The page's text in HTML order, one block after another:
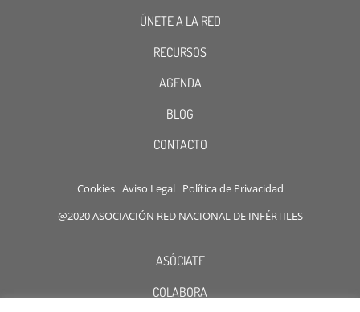
ÚNETE A LA RED
RECURSOS
AGENDA
BLOG
CONTACTO
Cookies Aviso Legal Política de Privacidad
@2020 ASOCIACIÓN RED NACIONAL DE INFÉRTILES
ASÓCIATE
COLABORA